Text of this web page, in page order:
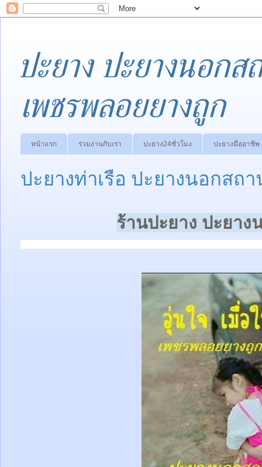
ปะยาง ปะยางนอก
เพชรพลอยยางถูก
หน้าแรก ร่วมงานกับเรา ปะยาง24ชั่วโมง ปะยางมืออาชีพ
ปะยางท่าเรือ ปะยางนอกสถา
ร้านปะยาง ปะยา